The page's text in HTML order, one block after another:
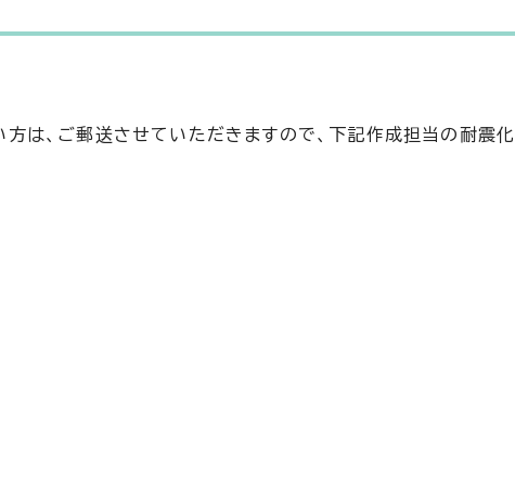
は、ご郵送させていただきますので、下記作成担当の耐震